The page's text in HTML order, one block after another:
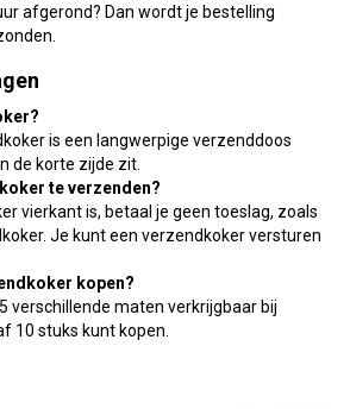
afgerond? Dan wordt je bestelling
is een langwerpige verzenddoos
de korte zijde zit.
te verzenden?
vierkant is, betaal je geen toeslag, zoals
Je kunt een verzendkoker versturen
kopen?
verschillende maten verkrijgbaar bij
10 stuks kunt kopen.